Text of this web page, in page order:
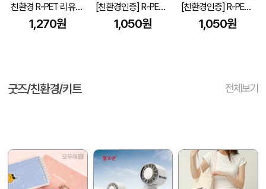
친환경 R-PET 리유저블가방 (중량 170g±5)(소, 중, 대)
1,270원
[친환경인증] R-PET 고밀도 리유저블백 (검정내피/170g)(S~XL)
1,050원
[친환경인증] R-PET 고밀도 리유저블백 (검정내피/170g)(소/중/대/특대)
1,050원
굿즈/친환경/키트 전체보기